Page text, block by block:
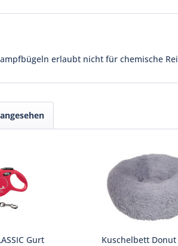
erlaubt nicht für chemische
Gurt Kuschelbett Donut